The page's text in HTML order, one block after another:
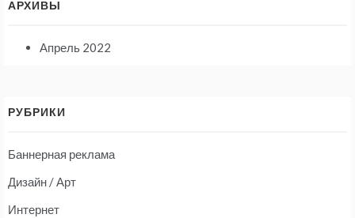
АРХИВЫ
Апрель 2022
РУБРИКИ
Баннерная реклама
Дизайн / Арт
Интернет